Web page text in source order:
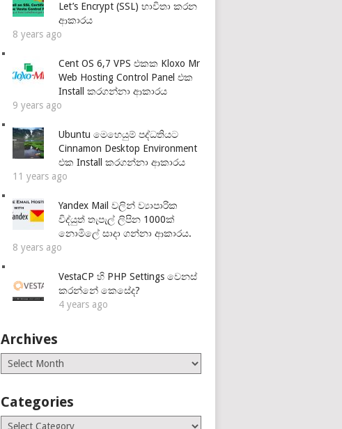
Let’s Encrypt (SSL) භාවිතා කරන
ආකාරය
8 years ago
Cent OS 6,7 VPS එකක Kloxo Mr
Web Hosting Control Panel එක
Install කරගන්නා ආකාරය
9 years ago
Ubuntu මෙහෙයුම් පද්ධතියට
Cinnamon Desktop Environment
එක Install කරගන්නා ආකාරය
11 years ago
Yandex Mail වලින් ව්‍යාපාරික
විද්යුත් තැපැල් ලිපින 1000ක්
නොමිලේ සාදා ගන්නා ආකාරය.
8 years ago
VestaCP හි PHP Settings වෙනස්
කරන්නේ කෙසේද?
4 years ago
Archives
Archives
Categories
Categories